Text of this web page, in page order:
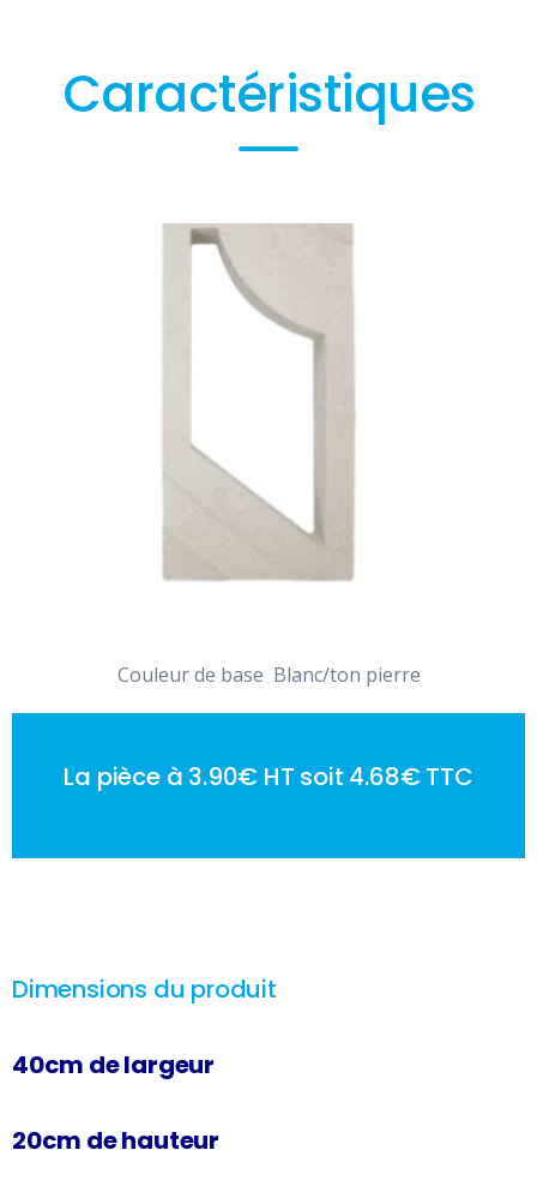
Caractéristiques
Couleur de base Blanc/ton pierre
La pièce à 3.90€ HT soit 4.68€ TTC
Dimensions du produit
40cm de largeur
20cm de hauteur